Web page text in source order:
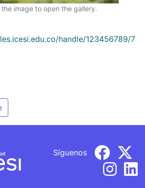
the image to open the gallery.
handle/123456789/7
Síguenos